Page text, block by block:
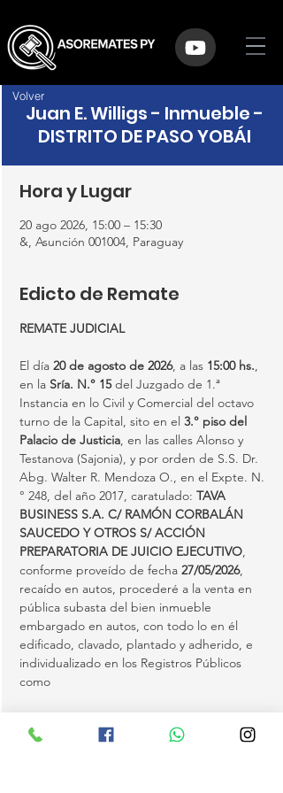
Juan E. Willigs - Inmueble -
DISTRITO DE PASO YOBÁI
Hora y Lugar
20 ago 2026, 15:00 – 15:30
&, Asunción 001004, Paraguay
Edicto de Remate
REMATE JUDICIAL
El día 20 de agosto de 2026, a las 15:00 hs.,
en la Sría. N.° 15 del Juzgado de 1.ª
Instancia en lo Civil y Comercial del octavo
turno de la Capital, sito en el 3.° piso del
Palacio de Justicia, en las calles Alonso y
Testanova (Sajonia), y por orden de S.S. Dr.
Abg. Walter R. Mendoza O., en el Expte. N.
° 248, del año 2017, caratulado: TAVA
BUSINESS S.A. C/ RAMÓN CORBALÁN
SAUCEDO Y OTROS S/ ACCIÓN
PREPARATORIA DE JUICIO EJECUTIVO,
conforme proveído de fecha 27/05/2026,
recaído en autos, procederé a la venta en
pública subasta del bien inmueble
embargado en autos, con todo lo en él
edificado, clavado, plantado y adherido, e
individualizado en los Registros Públicos
como
YOBÁI
, departamento de Guairá, anotado
Volver